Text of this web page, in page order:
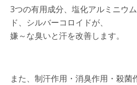
3つの有用成分、塩化アルミニウ
ド、シルバーコロイドが、
嫌～な臭いと汗を改善します。
また、制汗作用・消臭作用・殺